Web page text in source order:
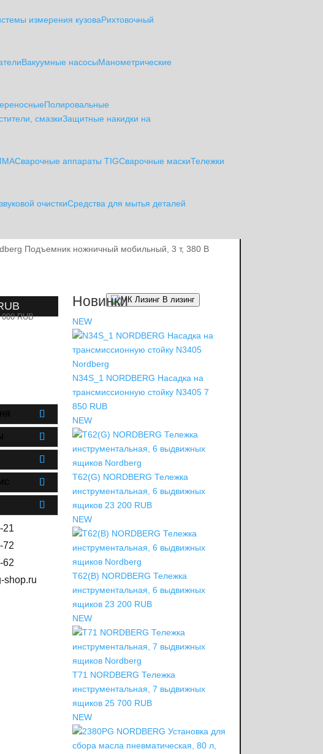
измерения кузоваРихтовочный
Вакуумные насосыМанометрические
Полировальные
смазкиЗащитные накидки на
Сварочные аппараты TIGСварочные маскиТележки
очисткиСредства для мытья деталей
Подъемник ножничный мобильный, 3 т, 380 В
RUB
21
72
62
shop.ru
В лизинг
Новинки
NEW
N34S_1 NORDBERG Насадка на
трансмиссионную стойку N3405 7
850 RUB
NEW
T62(G) NORDBERG Тележка
инструментальная, 6 выдвижных
ящиков 23 200 RUB
NEW
T62(B) NORDBERG Тележка
инструментальная, 6 выдвижных
ящиков 23 200 RUB
NEW
T71 NORDBERG Тележка
инструментальная, 7 выдвижных
ящиков 25 700 RUB
NEW